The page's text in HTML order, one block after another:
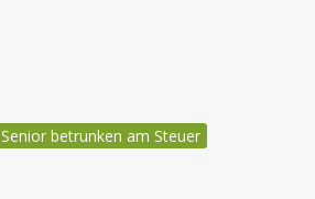
Senior betrunken am Steuer